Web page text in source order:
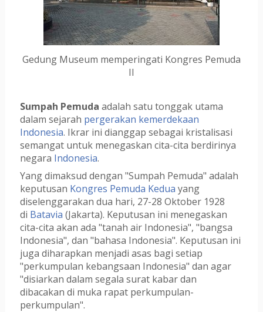
Gedung Museum memperingati Kongres Pemuda
II
Sumpah Pemuda adalah satu tonggak utama
dalam sejarah pergerakan kemerdekaan
Indonesia. Ikrar ini dianggap sebagai kristalisasi
semangat untuk menegaskan cita-cita berdirinya
negara Indonesia.
Yang dimaksud dengan "Sumpah Pemuda" adalah
keputusan Kongres Pemuda Kedua yang
diselenggarakan dua hari, 27-28 Oktober 1928
di Batavia (Jakarta). Keputusan ini menegaskan
cita-cita akan ada "tanah air Indonesia", "bangsa
Indonesia", dan "bahasa Indonesia". Keputusan ini
juga diharapkan menjadi asas bagi setiap
"perkumpulan kebangsaan Indonesia" dan agar
"disiarkan dalam segala surat kabar dan
dibacakan di muka rapat perkumpulan-
perkumpulan".